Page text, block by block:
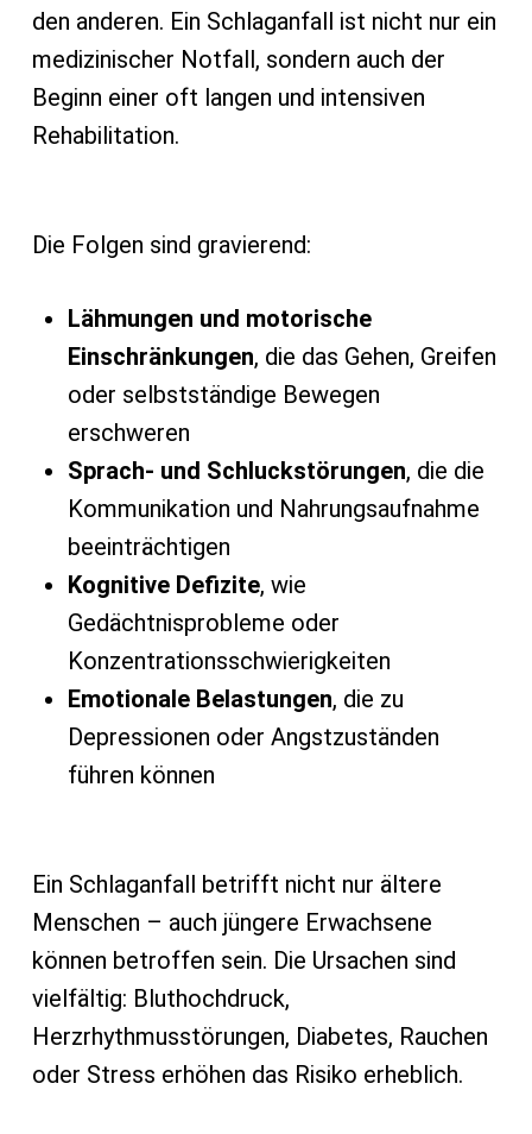
den anderen. Ein Schlaganfall ist nicht nur ein
medizinischer Notfall, sondern auch der
Beginn einer oft langen und intensiven
Rehabilitation.
Die Folgen sind gravierend:
Lähmungen und motorische
Einschränkungen, die das Gehen, Greifen
oder selbstständige Bewegen
erschweren
Sprach- und Schluckstörungen, die die
Kommunikation und Nahrungsaufnahme
beeinträchtigen
Kognitive Defizite, wie
Gedächtnisprobleme oder
Konzentrationsschwierigkeiten
Emotionale Belastungen, die zu
Depressionen oder Angstzuständen
führen können
Ein Schlaganfall betrifft nicht nur ältere
Menschen – auch jüngere Erwachsene
können betroffen sein. Die Ursachen sind
vielfältig: Bluthochdruck,
Herzrhythmusstörungen, Diabetes, Rauchen
oder Stress erhöhen das Risiko erheblich.